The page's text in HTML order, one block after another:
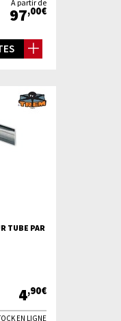
À partir de
97,00€
TUBE PAR
4,90€
EN LIGNE